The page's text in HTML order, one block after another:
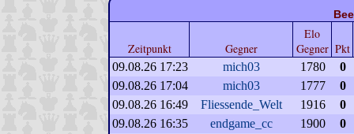
Zeitpunkt Gegner
Elo
Gegner Pkt
09.08.26 17:23 mich03 1780
0
09.08.26 17:04
mich03 1777
0
09.08.26 16:49
Fliessende_Welt 1916
0
09.08.26 16:35
endgame_cc 1900
0